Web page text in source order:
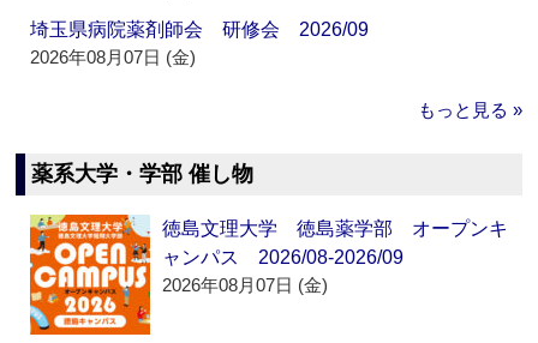
埼玉県病院薬剤師会 研修会 2026/09
2026年08月07日 (金)
もっと見る »
薬系大学・学部 催し物
徳島文理大学 徳島薬学部 オープンキ
ャンパス 2026/08-2026/09
2026年08月07日 (金)